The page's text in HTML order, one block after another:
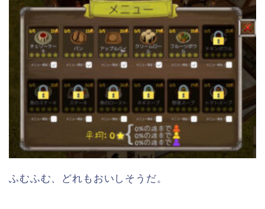
ふむふむ、どれもおいしそうだ。